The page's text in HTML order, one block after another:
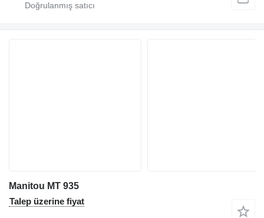
Manitou MT 935
Talep üzerine fiyat